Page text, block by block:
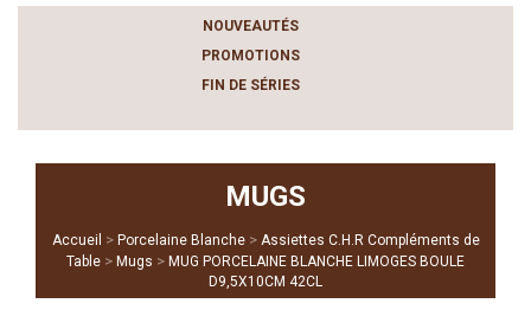
NOUVEAUTÉS
PROMOTIONS
FIN DE SÉRIES
MUGS
Accueil > Porcelaine Blanche > Assiettes C.H.R Compléments de
Table > Mugs > MUG PORCELAINE BLANCHE LIMOGES BOULE
D9,5X10CM 42CL